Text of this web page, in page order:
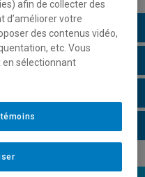
afin de collecter des
d’améliorer votre
des contenus vidéo,
etc. Vous
en sélectionnant